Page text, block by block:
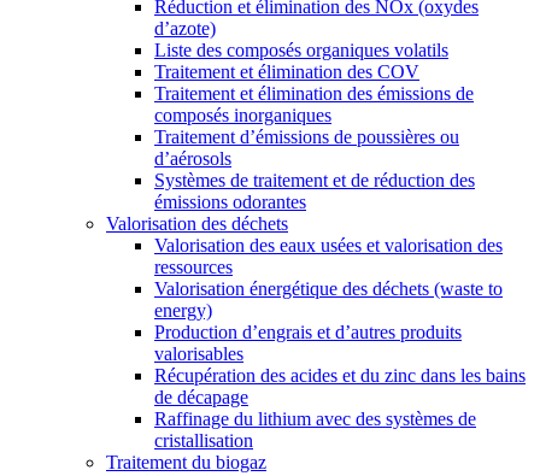
Réduction et élimination des NOx (oxydes
d’azote)
Liste des composés organiques volatils
Traitement et élimination des COV
Traitement et élimination des émissions de
composés inorganiques
Traitement d’émissions de poussières ou
d’aérosols
Systèmes de traitement et de réduction des
émissions odorantes
Valorisation des déchets
Valorisation des eaux usées et valorisation des
ressources
Valorisation énergétique des déchets (waste to
energy)
Production d’engrais et d’autres produits
valorisables
Récupération des acides et du zinc dans les bains
de décapage
Raffinage du lithium avec des systèmes de
cristallisation
Traitement du biogaz